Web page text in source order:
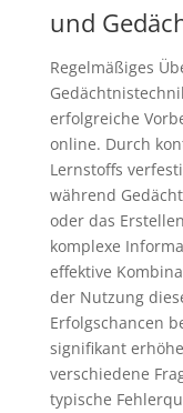
und
Regelmäßiges
erfolgreiche
online. Durch
Lernstoffs
während
oder das
komplexe
effektive
der Nutzung
Erfolgschancen
signifikant
verschiedene
typische